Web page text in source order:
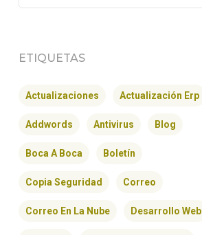
ETIQUETAS
Actualizaciones Actualización Erp
Addwords Antivirus Blog
Boca A Boca Boletín
Copia Seguridad Correo
Correo En La Nube Desarrollo Web